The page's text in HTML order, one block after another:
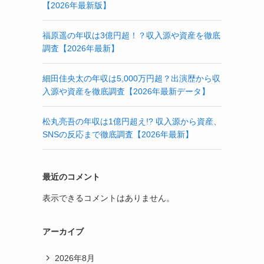
【2026年最新版】
福原遥の年収は3億円超！？収入源や資産を徹底
調査【2026年最新】
細田佳央太の年収は5,000万円超？出演歴から収
入源や資産を徹底調査【2026年最新データ】
松丸亮吾の年収は1億円超え!? 収入源から資産、
SNSの反応まで徹底調査【2026年最新】
最近のコメント
表示できるコメントはありません。
アーカイブ
2026年8月